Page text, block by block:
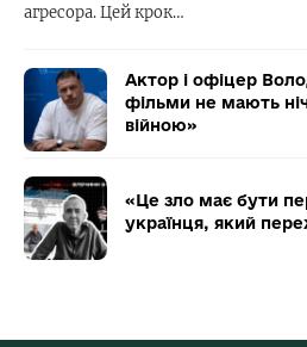
агресора. Цей крок…
Актор і офіцер
фільми не мають
війною»
«Це зло має бути
українця, який